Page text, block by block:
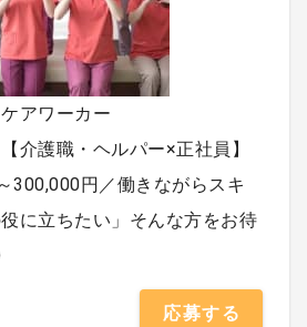
アワーカー
介護職・ヘルパー×正社員】
300,000円／働きながらスキ
に立ちたい」そんな方をお待
応募する